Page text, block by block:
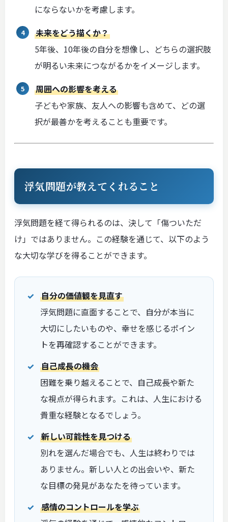
にならないかを考慮します。
未来をどう描くか？
5年後、10年後の自分を想像し、どちらの選択肢
が明るい未来につながるかをイメージします。
周囲への影響を考える
子どもや家族、友人への影響も含めて、どの選
択が最善かを考えることも重要です。
浮気問題が教えてくれること
浮気問題を経て得られるのは、決して「傷ついただ
け」ではありません。この経験を通じて、以下のよう
な大切な学びを得ることができます。
自分の価値観を見直す
浮気問題に直面することで、自分が本当に
大切にしたいものや、幸せを感じるポイン
トを再確認することができます。
自己成長の機会
困難を乗り越えることで、自己成長や新た
な視点が得られます。これは、人生における
貴重な経験となるでしょう。
新しい可能性を見つける
別れを選んだ場合でも、人生は終わりでは
ありません。新しい人との出会いや、新た
な目標の発見があなたを待っています。
感情のコントロールを学ぶ